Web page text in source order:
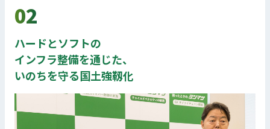
02
ハードとソフトの
インフラ整備を通じた、
いのちを守る国土強靱化